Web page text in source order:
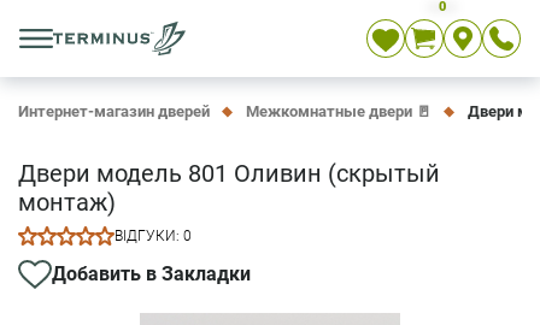
0
Интернет-магазин дверей Межкомнатные двери 🚪 Двери
Двери модель 801 Оливин (скрытый
монтаж)
ВІДГУКИ: 0
Добавить в Закладки